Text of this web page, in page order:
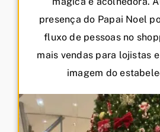
presença do Papai Noel
fluxo de pessoas no
mais vendas para lojistas
imagem do